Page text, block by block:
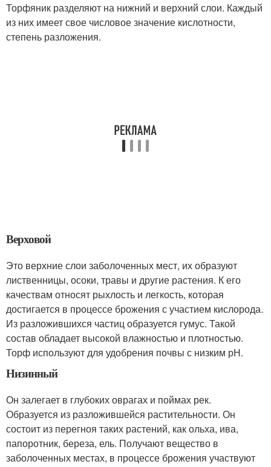
Торфяник разделяют на нижний и верхний слои. Каждый
из них имеет свое числовое значение кислотности,
степень разложения.
Верховой
Это верхние слои заболоченных мест, их образуют
лиственницы, осоки, травы и другие растения. К его
качествам относят рыхлость и легкость, которая
достигается в процессе брожения с участием кислорода.
Из разложившихся частиц образуется гумус. Такой
состав обладает высокой влажностью и плотностью.
Торф используют для удобрения почвы с низким рН.
Низинный
Он залегает в глубоких оврагах и поймах рек.
Образуется из разложившейся растительности. Он
состоит из перегноя таких растений, как ольха, ива,
папоротник, береза, ель. Получают вещество в
заболоченных местах, в процессе брожения участвуют